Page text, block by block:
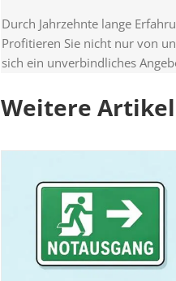
Durch Jahrzehnte lange
Profitieren Sie nicht nur von
sich ein unverbindliches
Weitere Artikel